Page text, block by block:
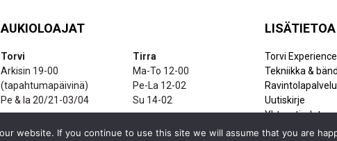
AUKIOLOAJAT
Torvi
Arkisin 19-00
(tapahtumapäivinä)
Pe & la 20/21-03/04
Tirra
Ma-To 12-00
Pe-La 12-02
Su 14-02
LISÄTIETOA
Torvi Experience
Tekniikka &
Uutiskirje
Yhteystiedot
website. If you continue to use this site we will assume that you are